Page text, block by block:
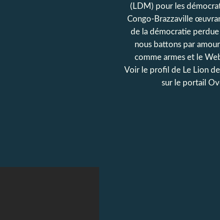
(LDM) pour les
Congo-Brazzaville
de la démocratie
nous battons par
comme armes et le
Voir le profil de Le Lion
sur le portail